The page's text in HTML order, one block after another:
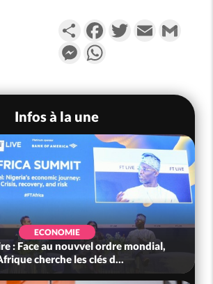
PartagerFacebookTwitterEmail
Messenger
Infos à la une
ECONOMIE
: Face au nouvvel ordre mondial,
cherche les clés d...